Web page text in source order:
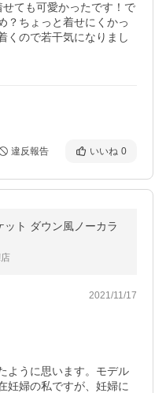
ても可愛かったです！で
？ちょっと着せにくかっ
くので若干気になりまし
違反報告 いいね 0
ット ダウン風ノーカラ
2021/11/17
ように思います。モデル
妊婦の私ですが、妊婦に